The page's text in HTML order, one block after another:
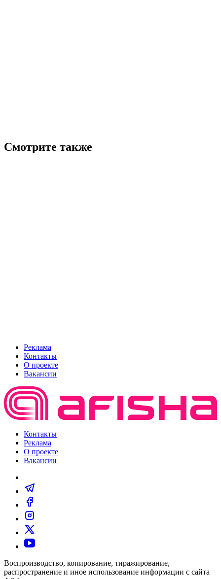
Смотрите также
Реклама
Контакты
О проекте
Вакансии
Контакты
Реклама
О проекте
Вакансии
Воспроизводство, копирование, тиражирование,
распространение и иное использование информации с сайта